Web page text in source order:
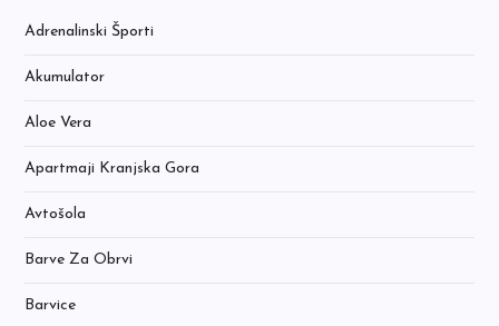
Adrenalinski Športi
Akumulator
Aloe Vera
Apartmaji Kranjska Gora
Avtošola
Barve Za Obrvi
Barvice